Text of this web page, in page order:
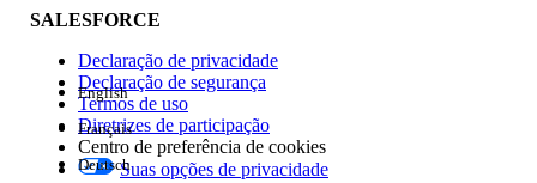
Impacto do recurso
Edição
SALESFORCE
Declaração de privacidade
Declaração de segurança
Termos de uso
Diretrizes de participação
Centro de preferência de cookies
Suas opções de privacidade
English
Français
Deutsch